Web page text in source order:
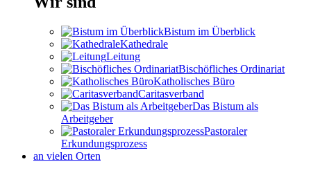
Bistum im Überblick
Kathedrale
Leitung
Bischöfliches Ordinariat
Katholisches Büro
Caritasverband
Das Bistum als
Arbeitgeber
Pastoraler
Erkundungsprozess
an vielen Orten